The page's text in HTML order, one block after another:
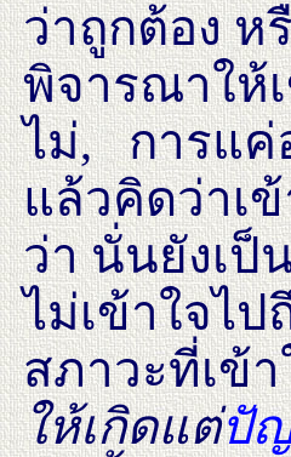
ว่าถูกต้อง ห
พิจารณาให้
ไม่, การแค่
แล้วคิดว่าเ
ว่า นั่นยังเป็
ไม่เข้าใจไ
สภาวะที่เข้
ให้เกิดแต่ปั